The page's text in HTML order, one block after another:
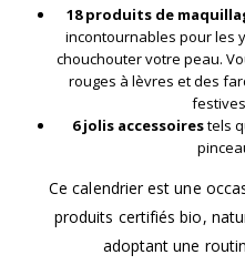
18 produits de
incontournables pour les
chouchouter votre peau.
rouges à lèvres et des
6 jolis accessoirestels
Ce calendrier est une
produits certifiés bio,
adoptant une